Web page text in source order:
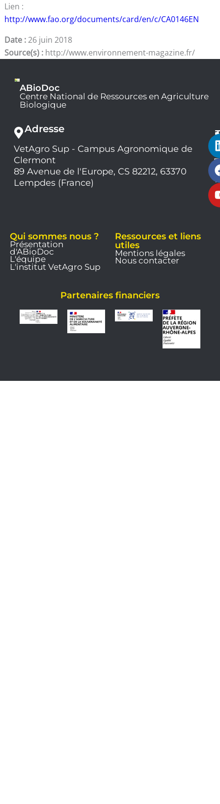
Lien :
http://www.fao.org/documents/card/en/c/CA0146EN
Date :26 juin 2018
Source(s) : http://www.environnement-magazine.fr/
ABioDoc
Centre National de Ressources en Agriculture
Biologique
Adresse
VetAgro Sup - Campus Agronomique de
Clermont
89 Avenue de l'Europe, CS 82212, 63370
Lempdes (France)
Qui sommes nous ?
Présentation
d'ABioDoc
L'équipe
L'institut VetAgro Sup
Ressources et liens
utiles
Mentions légales
Nous contacter
Partenaires financiers